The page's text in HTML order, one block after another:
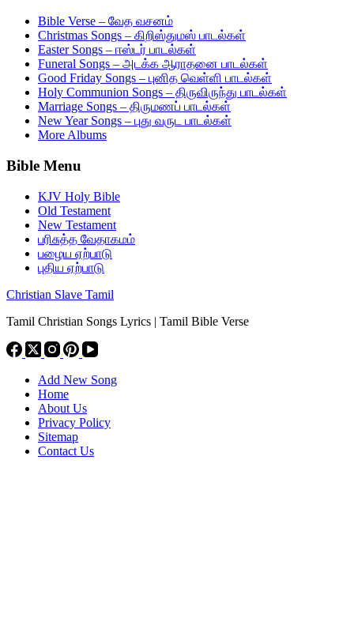
Bible Verse – வேத வசனம்
Christmas Songs – கிறிஸ்துமஸ் பாடல்கள்
Easter Songs – ஈஸ்டர் பாடல்கள்
Funeral Songs – அடக்க ஆராதனை பாடல்கள்
Good Friday Songs – புனித வெள்ளி பாடல்கள்
Holy Communion Songs – திருவிருந்து பாடல்கள்
Marriage Songs – திருமணப் பாடல்கள்
New Year Songs – புது வருட பாடல்கள்
More Albums
Bible Menu
KJV Holy Bible
Old Testament
New Testament
பரிசுத்த வேதாகமம்
பழைய ஏற்பாடு
புதிய ஏற்பாடு
Christian Slave Tamil
Tamil Christian Songs Lyrics | Tamil Bible Verse
Add New Song
Home
About Us
Privacy Policy
Sitemap
Contact Us